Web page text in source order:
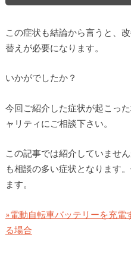
この症状も結論から言うと、
替えが必要になります。
いかがでしたか？
今回ご紹介した症状が起こっ
ャリティにご相談下さい。
この記事では紹介していませ
も相談の多い症状となります
ます。
»電動自転車バッテリーを充
る場合